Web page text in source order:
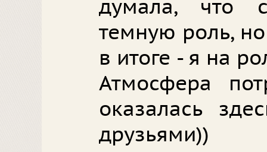
думала, что
темную роль,
в итоге - я на
Атмосфера
оказалась
друзьями))